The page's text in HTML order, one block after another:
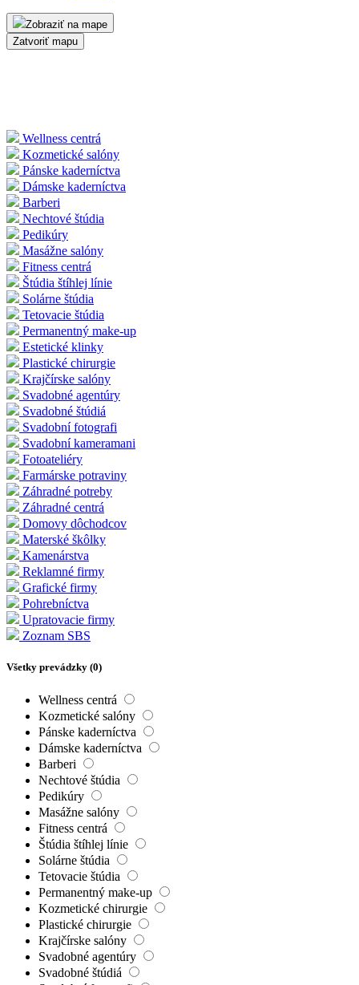
Zobraziť na mape
Zatvoriť mapu
Wellness centrá
Kozmetické salóny
Pánske kaderníctva
Dámske kaderníctva
Barberi
Nechtové štúdia
Pedikúry
Masážne salóny
Fitness centrá
Štúdia štíhlej línie
Solárne štúdia
Tetovacie štúdia
Permanentný make-up
Estetické klinky
Plastické chirurgie
Krajčírske salóny
Svadobné agentúry
Svadobné štúdiá
Svadobní fotografi
Svadobní kameramani
Fotoateliéry
Farmárske potraviny
Záhradné potreby
Záhradné centrá
Domovy dôchodcov
Materské škôlky
Kamenárstva
Reklamné firmy
Grafické firmy
Pohrebníctva
Upratovacie firmy
Zoznam SBS
Všetky prevádzky (0)
Wellness centrá
Kozmetické salóny
Pánske kaderníctva
Dámske kaderníctva
Barberi
Nechtové štúdia
Pedikúry
Masážne salóny
Fitness centrá
Štúdia štíhlej línie
Solárne štúdia
Tetovacie štúdia
Permanentný make-up
Kozmetické chirurgie
Plastické chirurgie
Krajčírske salóny
Svadobné agentúry
Svadobné štúdiá